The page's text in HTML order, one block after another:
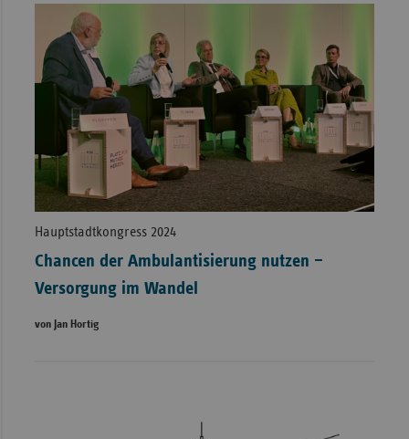
Hauptstadtkongress 2024
Chancen der Ambulantisierung nutzen –
Versorgung im Wandel
von Jan Hortig